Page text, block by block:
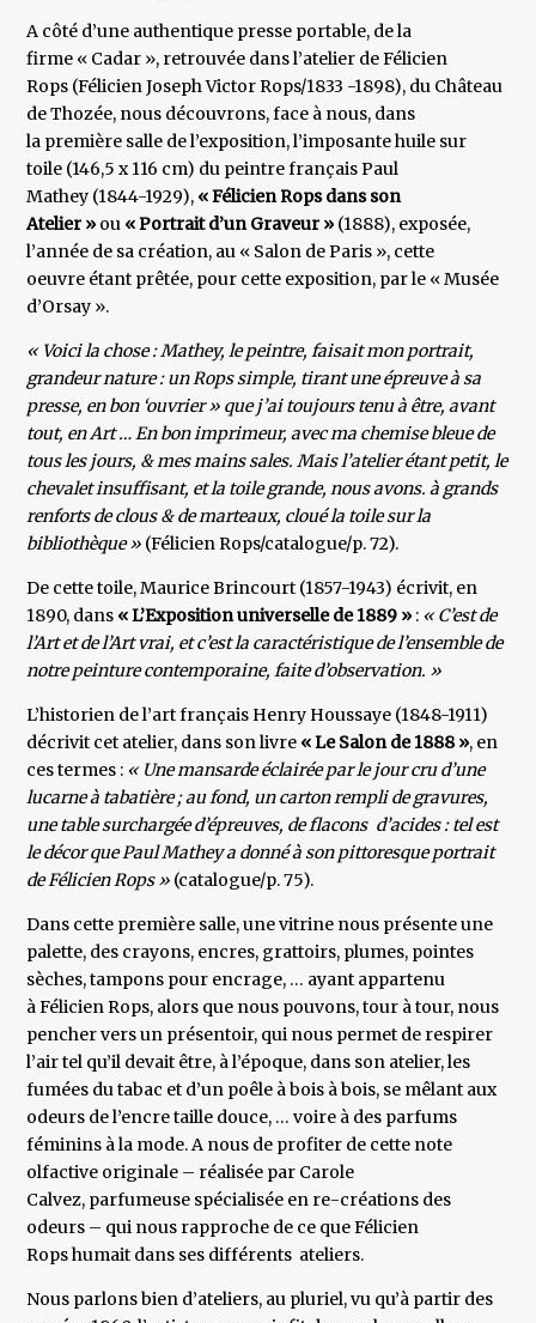
A côté d’une authentique presse portable, de la
firme « Cadar », retrouvée dans l’atelier de Félicien
Rops (Félicien Joseph Victor Rops/1833 -1898), du Château
de Thozée, nous découvrons, face à nous, dans
la première salle de l’exposition, l’imposante huile sur
toile (146,5 x 116 cm) du peintre français Paul
Mathey (1844-1929), « Félicien Rops dans son
Atelier » ou « Portrait d’un Graveur » (1888), exposée,
l’année de sa création, au « Salon de Paris », cette
oeuvre étant prêtée, pour cette exposition, par le « Musée
d’Orsay ».
« Voici la chose : Mathey, le peintre, faisait mon portrait,
grandeur nature : un Rops simple, tirant une épreuve à sa
presse, en bon ‘ouvrier » que j’ai toujours tenu à être, avant
tout, en Art … En bon imprimeur, avec ma chemise bleue de
tous les jours, & mes mains sales. Mais l’atelier étant petit, le
chevalet insuffisant, et la toile grande, nous avons. à grands
renforts de clous & de marteaux, cloué la toile sur la
bibliothèque » (Félicien Rops/catalogue/p. 72).
De cette toile, Maurice Brincourt (1857-1943) écrivit, en
1890, dans « L’Exposition universelle de 1889 » : « C’est de
l’Art et de l’Art vrai, et c’est la caractéristique de l’ensemble de
notre peinture contemporaine, faite d’observation. »
L’historien de l’art français Henry Houssaye (1848-1911)
décrivit cet atelier, dans son livre « Le Salon de 1888 », en
ces termes : « Une mansarde éclairée par le jour cru d’une
lucarne à tabatière ; au fond, un carton rempli de gravures,
une table surchargée d’épreuves, de flacons d’acides : tel est
le décor que Paul Mathey a donné à son pittoresque portrait
de Félicien Rops » (catalogue/p. 75).
Dans cette première salle, une vitrine nous présente une
palette, des crayons, encres, grattoirs, plumes, pointes
sèches, tampons pour encrage, … ayant appartenu
à Félicien Rops, alors que nous pouvons, tour à tour, nous
pencher vers un présentoir, qui nous permet de respirer
l’air tel qu’il devait être, à l’époque, dans son atelier, les
fumées du tabac et d’un poêle à bois à bois, se mêlant aux
odeurs de l’encre taille douce, … voire à des parfums
féminins à la mode. A nous de profiter de cette note
olfactive originale – réalisée par Carole
Calvez, parfumeuse spécialisée en re-créations des
odeurs – qui nous rapproche de ce que Félicien
Rops humait dans ses différents ateliers.
Nous parlons bien d’ateliers, au pluriel, vu qu’à partir des